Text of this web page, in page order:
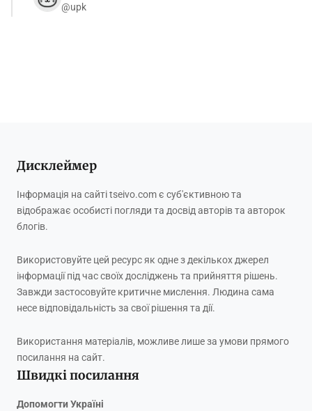
@upk
Дисклеймер
Інформація на сайті tseivo.com є суб'єктивною та
відображає особисті погляди та досвід авторів та авторок
блогів.
Використовуйте цей ресурс як одне з декількох джерел
інформації під час своїх досліджень та прийняття рішень.
Завжди застосовуйте критичне мислення. Людина сама
несе відповідальність за свої рішення та дії.
Використання матеріалів, можливе лише за умови прямого
посилання на сайт.
Швидкі посилання
Допомогти Україні